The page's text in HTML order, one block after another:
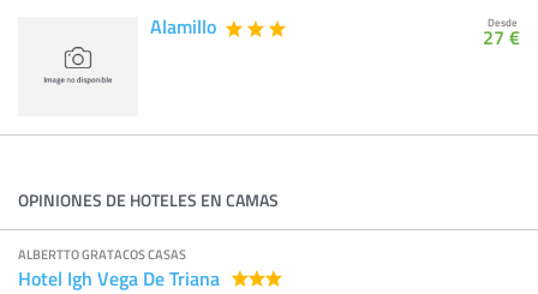
Alamillo Desde
27 €
OPINIONES DE HOTELES EN CAMAS
ALBERTTO GRATACOS CASAS
Hotel Igh Vega De Triana